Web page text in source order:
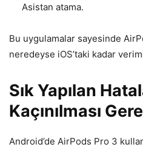
Asistan atama.
Bu uygulamalar sayesinde
neredeyse iOS’taki kadar
Sık Yapılan
Kaçınılması
Android’de AirPods Pro 3